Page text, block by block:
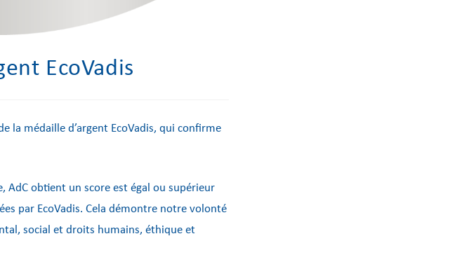
EcoVadis
la médaille d’argent EcoVadis, qui confirme
AdC obtient un score est égal ou supérieur
par EcoVadis. Cela démontre notre volonté
social et droits humains, éthique et